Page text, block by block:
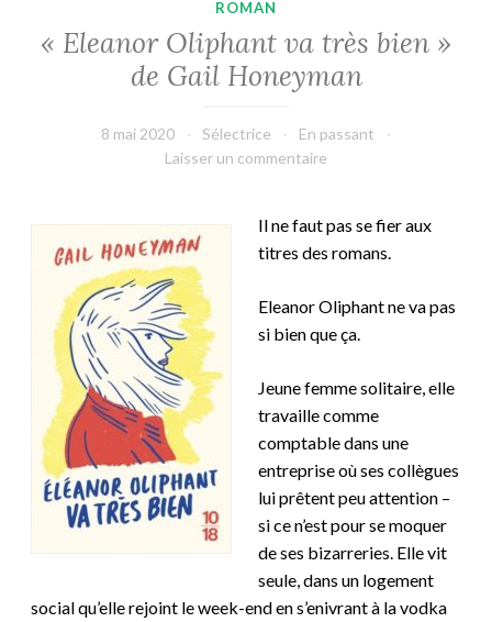
ROMAN
« Eleanor Oliphant va très bien »
de Gail Honeyman
8 mai 2020 Sélectrice
En passant
Laisser un commentaire
Il ne faut pas se fier aux
titres des romans.
Eleanor Oliphant ne va pas
si bien que ça.
Jeune femme solitaire, elle
travaille comme
comptable dans une
entreprise où ses collègues
lui prêtent peu attention –
si ce n’est pour se moquer
de ses bizarreries. Elle vit
seule, dans un logement
social qu’elle rejoint le week-end en s’enivrant à la vodka